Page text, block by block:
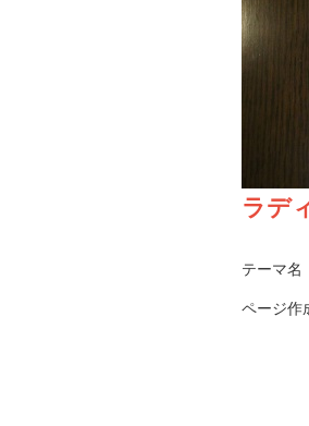
ラデ
テーマ名
ページ